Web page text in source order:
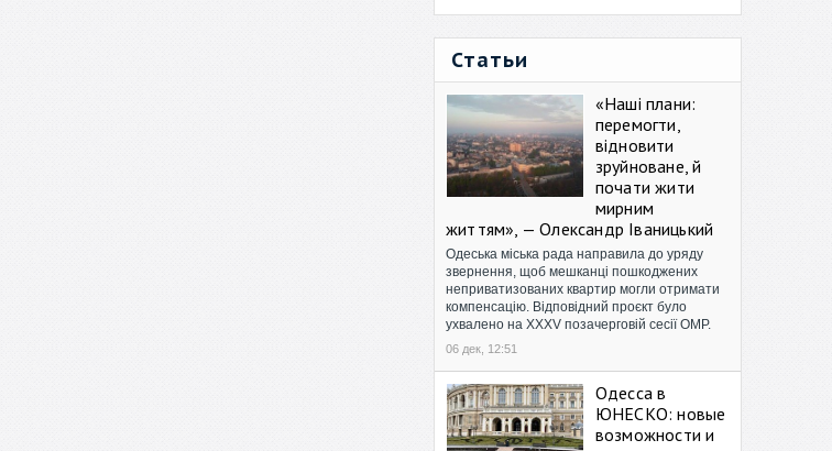
Статьи
«Наші плани:
перемогти,
відновити
зруйноване, й
почати жити
мирним
життям», — Олександр Іваницький
Одеська міська рада направила до уряду
звернення, щоб мешканці пошкоджених
неприватизованих квартир могли отримати
компенсацію. Відповідний проєкт було
ухвалено на XXXV позачерговій сесії ОМР.
06 дек, 12:51
Одесса в
ЮНЕСКО: новые
возможности и